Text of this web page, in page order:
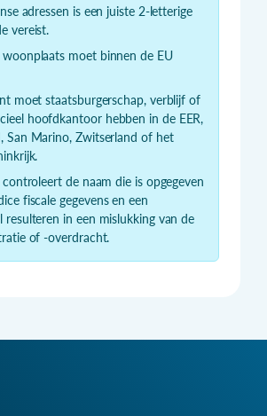
adressen is een juiste 2-letterige
vereist.
moet binnen de EU
moet staatsburgerschap, verblijf of
hoofdkantoor hebben in de EER,
San Marino, Zwitserland of het
de naam die is opgegeven
fiscale gegevens en een
resulteren in een mislukking van de
of -overdracht.